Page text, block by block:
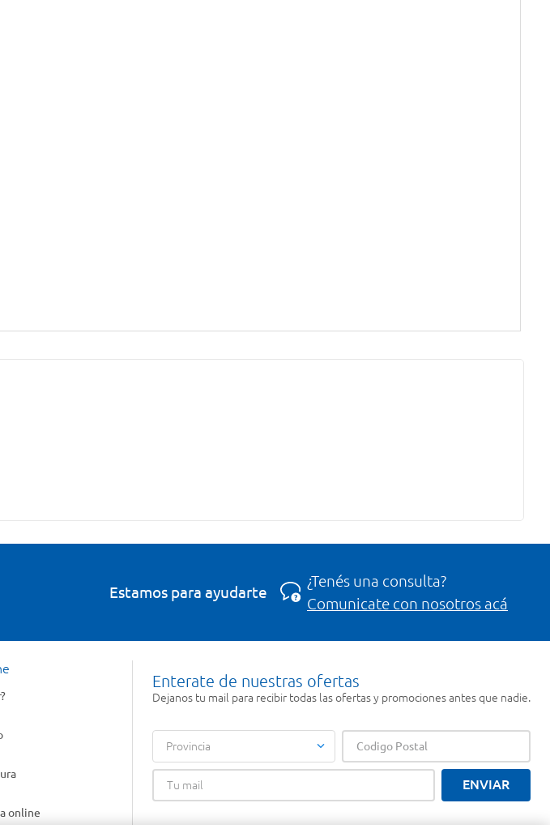
Estamos para ayudarte
¿Tenés una consulta?
Comunicate con nosotros acá
online
Enterate de nuestras ofertas
Dejanos tu mail para recibir todas las ofertas y promociones antes que nadie.
Provincia
ENVIAR